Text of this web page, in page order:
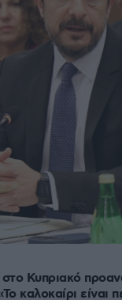
Κυπριακό
καλοκαίρι είναι